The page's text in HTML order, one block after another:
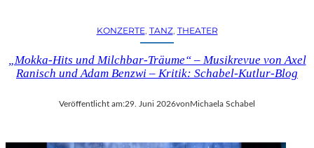
KONZERTE, TANZ, THEATER
„Mokka-Hits und Milchbar-Träume“ – Musikrevue von Axel
Ranisch und Adam Benzwi – Kritik: Schabel-Kutlur-Blog
Veröffentlicht am:29. Juni 2026von Michaela Schabel